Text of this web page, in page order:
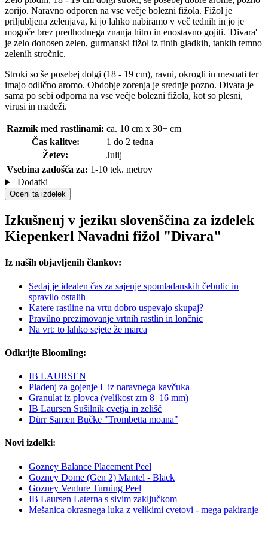
zorijo. Naravno odporen na vse večje bolezni fižola. Fižol je
priljubljena zelenjava, ki jo lahko nabiramo v več tednih in jo je
mogoče brez predhodnega znanja hitro in enostavno gojiti. 'Divara'
je zelo donosen zelen, gurmanski fižol iz finih gladkih, tankih temno
zelenih stročnic.
Stroki so še posebej dolgi (18 - 19 cm), ravni, okrogli in mesnati ter
imajo odlično aromo. Obdobje zorenja je srednje pozno. Divara je
sama po sebi odporna na vse večje bolezni fižola, kot so plesni,
virusi in madeži.
Razmik med rastlinami: ca. 10 cm x 30+ cm
Čas kalitve:
1 do 2 tedna
Žetev:
Julij
Vsebina zadošča za: 1-10 tek. metrov
Dodatki
Oceni ta izdelek
Izkušnenj v jeziku slovenščina za izdelek
Kiepenkerl Navadni fižol "Divara"
Iz naših objavljenih člankov:
Sedaj je idealen čas za sajenje spomladanskih čebulic in
spravilo ostalih
Katere rastline na vrtu dobro uspevajo skupaj?
Pravilno prezimovanje vrtnih rastlin in lončnic
Na vrt: to lahko sejete že marca
Odkrijte Bloomling:
IB LAURSEN
Pladenj za gojenje L iz naravnega kavčuka
Granulat iz plovca (velikost zrn 8–16 mm)
IB Laursen Sušilnik cvetja in zelišč
Dürr Samen Bučke "Trombetta moana"
Novi izdelki:
Gozney Balance Placement Peel
Gozney Dome (Gen 2) Mantel - Black
Gozney Venture Turning Peel
IB Laursen Laterna s sivim zaključkom
Mešanica okrasnega luka z velikimi cvetovi - mega pakiranje